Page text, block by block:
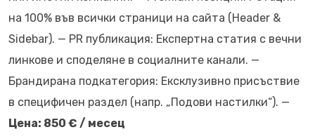
на 100% във всички страници на сайта (Header &
Sidebar). — PR публикация: Експертна статия с вечни
линкове и споделяне в социалните канали. —
Брандирана подкатегория: Ексклузивно присъствие
в специфичен раздел (напр. „Подови настилки“). —
Цена: 850 € / месец